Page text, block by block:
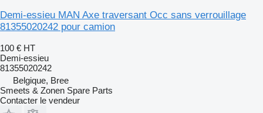
Demi-essieu MAN Axe traversant Occ sans verrouillage
81355020242 pour camion
100 € HT
Demi-essieu
81355020242
Belgique, Bree
Smeets & Zonen Spare Parts
Contacter le vendeur